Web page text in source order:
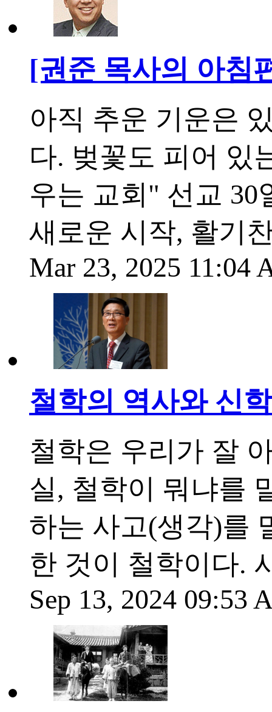
[권준 목사의 아침
아직 추운 기운은
다. 벚꽃도 피어 있
우는 교회" 선교 30
새로운 시작, 활기
Mar 23, 2025 11:04
철학의 역사와 신
철학은 우리가 잘
실, 철학이 뭐냐를
하는 사고(생각)를
한 것이 철학이다.
Sep 13, 2024 09:53